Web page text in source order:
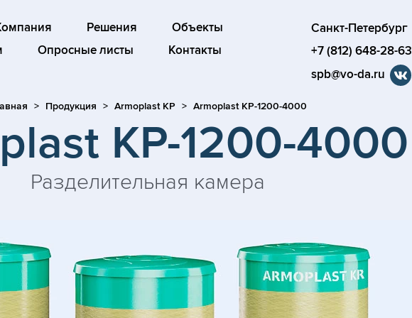
Решения
Объекты
Опросные листы Контакты
Санкт-Петербург
+7 (812) 648-28-63
spb@vo-da.ru
Продукция Armoplast KP Armoplast KP-1200-4000
KP-1200-4000
Разделительная камера